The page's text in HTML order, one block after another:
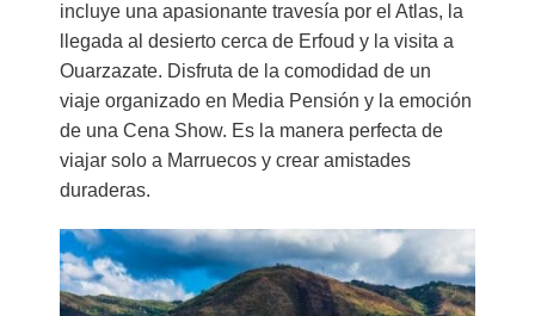
incluye una apasionante travesía por el Atlas, la
llegada al desierto cerca de Erfoud y la visita a
Ouarzazate. Disfruta de la comodidad de un
viaje organizado en Media Pensión y la emoción
de una Cena Show. Es la manera perfecta de
viajar solo a Marruecos y crear amistades
duraderas.